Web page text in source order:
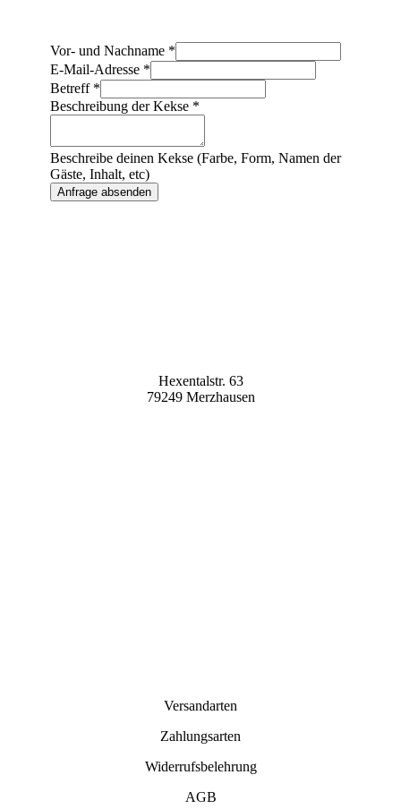
Vor- und Nachname *
E-Mail-Adresse *
Betreff *
Beschreibung der Kekse *
Beschreibe deinen Kekse (Farbe, Form, Namen der
Gäste, Inhalt, etc)
Anfrage absenden
Hexentalstr. 63
79249 Merzhausen
Versandarten
Zahlungsarten
Widerrufsbelehrung
AGB